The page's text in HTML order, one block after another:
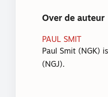
Over de auteur
PAUL SMIT
Paul Smit (NGK)
(NGJ).